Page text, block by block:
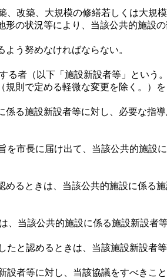
改築、大規模の修繕若しくは大規
の状況等により、当該公共的施設
う努めなければならない。
者（以下「施設新設者等」という
則で定める軽微な変更を除く。）
る施設新設者等に対し、必要な指
市長に届け出て、当該公共的施設
るときは、当該公共的施設に係る
当該公共的施設に係る施設新設者
と認めるときは、当該施設新設者
者等に対し、当該協議をすべきこ